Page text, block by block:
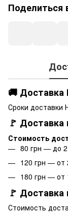
Поделиться
🚚 Доставка
Сроки доставки
🚩
Стоимость
80 грн — до 2
120 грн — от
180 грн — от
🚩
Стоимость